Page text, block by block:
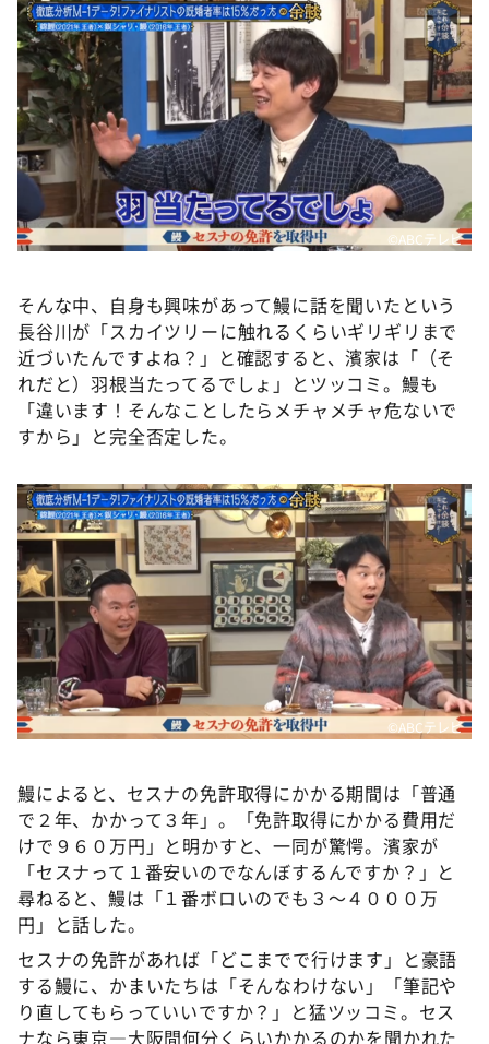
©ABCテレビ
そんな中、自身も興味があって鰻に話を聞いたという
長谷川が「スカイツリーに触れるくらいギリギリまで
近づいたんですよね？」と確認すると、濱家は「（そ
れだと）羽根当たってるでしょ」とツッコミ。鰻も
「違います！そんなことしたらメチャメチャ危ないで
すから」と完全否定した。
©ABCテレビ
鰻によると、セスナの免許取得にかかる期間は「普通
で２年、かかって３年」。「免許取得にかかる費用だ
けで９６０万円」と明かすと、一同が驚愕。濱家が
「セスナって１番安いのでなんぼするんですか？」と
尋ねると、鰻は「１番ボロいのでも３〜４０００万
円」と話した。
セスナの免許があれば「どこまでで行けます」と豪語
する鰻に、かまいたちは「そんなわけない」「筆記や
り直してもらっていいですか？」と猛ツッコミ。セス
ナなら東京―大阪間何分くらいかかるのかを聞かれた